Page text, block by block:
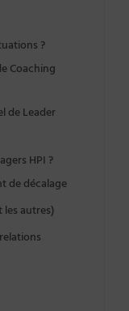
?
Coaching
de Leader
HPI ?
de décalage
les autres)